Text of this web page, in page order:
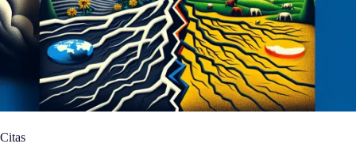
Citas